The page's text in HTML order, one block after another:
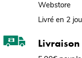
Webstore
Livré en 2